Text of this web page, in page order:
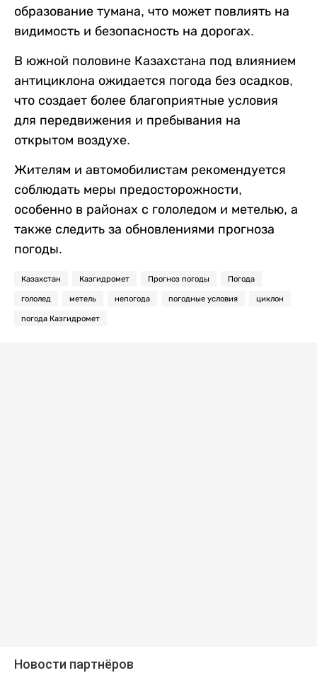
образование тумана, что может повлиять на
видимость и безопасность на дорогах.
В южной половине Казахстана под влиянием
антициклона ожидается погода без осадков,
что создает более благоприятные условия
для передвижения и пребывания на
открытом воздухе.
Жителям и автомобилистам рекомендуется
соблюдать меры предосторожности,
особенно в районах с гололедом и метелью, а
также следить за обновлениями прогноза
погоды.
Казахстан Казгидромет Прогноз погоды Погода
гололед метель непогода погодные условия циклон
погода Казгидромет